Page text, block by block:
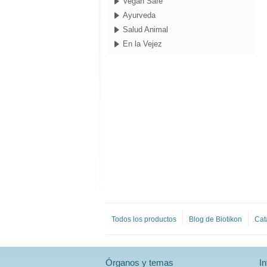
Ayurveda
Salud Animal
En la Vejez
Todos los productos Blog de Biotikon
Órganos y temas